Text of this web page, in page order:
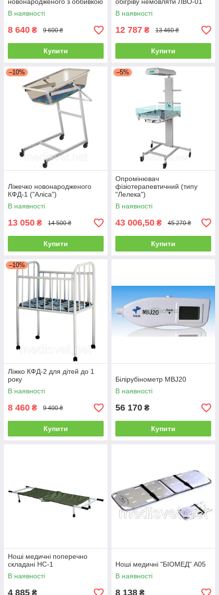
СПЛ
В наявності
8 640 ₴ 9 600 ₴
Купити
В наявності
12 787 ₴ 13 460 ₴
Купити
–10%
Ліжечко новонародженого
КФД-1 ("Аліса")
В наявності
13 050 ₴ 14 500 ₴
Купити
–5%
Опромінювач
фізіотерапевтичний (типу
"Лелека")
В наявності
43 006,50 ₴ 45 270 ₴
Купити
–10%
Ліжко КФД-2 для дітей до 1
року
В наявності
8 460 ₴ 9 400 ₴
Купити
Білірубінометр MBJ20
В наявності
56 170 ₴
Купити
Ноші медичні поперечно
складані НС-1
В наявності
4 885 ₴
Ноші медичні "БІОМЕД" А05
В наявності
8 138 ₴